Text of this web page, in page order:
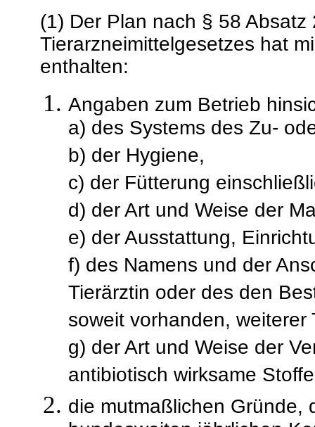
(1) Der Plan nach § 58
Tierarzneimittelgesetzes hat
enthalten:
Angaben zum Betrieb
a) des Systems des Zu-
b) der Hygiene,
c) der Fütterung
d) der Art und Weise der
e) der Ausstattung,
f) des Namens und der
Tierärztin oder des den
soweit vorhanden,
g) der Art und Weise der
antibiotisch wirksame
die mutmaßlichen Gründe,